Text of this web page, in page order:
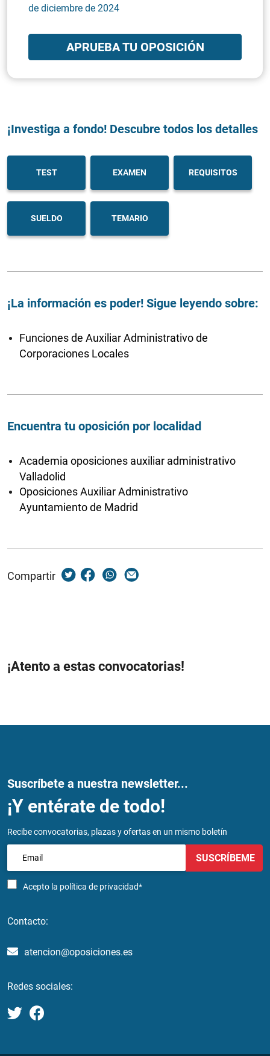
de diciembre de 2024
APRUEBA TU OPOSICIÓN
¡Investiga a fondo! Descubre todos los detalles
TEST EXAMEN REQUISITOS
SUELDO TEMARIO
¡La información es poder! Sigue leyendo sobre:
Funciones de Auxiliar Administrativo de
Corporaciones Locales
Encuentra tu oposición por localidad
Academia oposiciones auxiliar administrativo
Valladolid
Oposiciones Auxiliar Administrativo
Ayuntamiento de Madrid
Compartir
¡Atento a estas convocatorias!
Suscríbete a nuestra newsletter...
¡Y entérate de todo!
Recibe convocatorias, plazas y ofertas en un mismo boletín
Acepto la política de privacidad*
SUSCRÍBEME
Contacto:
atencion@oposiciones.es
Redes sociales: